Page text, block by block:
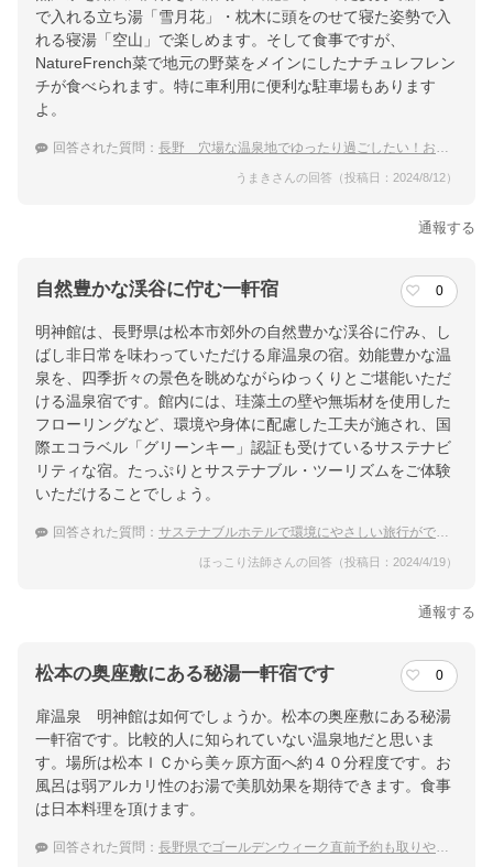
で入れる立ち湯「雪月花」・枕木に頭をのせて寝た姿勢で入
れる寝湯「空山」で楽しめます。そして食事ですが、
NatureFrench菜で地元の野菜をメインにしたナチュレフレン
チが食べられます。特に車利用に便利な駐車場もあります
よ。
回答された質問： 長野 穴場な温泉地でゆったり過ごしたい！おすすめの温泉宿は？
うまきさんの回答（投稿日：2024/8/12）
通報する
自然豊かな渓谷に佇む一軒宿 0
明神館は、長野県は松本市郊外の自然豊かな渓谷に佇み、し
ばし非日常を味わっていただける扉温泉の宿。効能豊かな温
泉を、四季折々の景色を眺めながらゆっくりとご堪能いただ
ける温泉宿です。館内には、珪藻土の壁や無垢材を使用した
フローリングなど、環境や身体に配慮した工夫が施され、国
際エコラベル「グリーンキー」認証も受けているサステナビ
リティな宿。たっぷりとサステナブル・ツーリズムをご体験
いただけることでしょう。
回答された質問： サステナブルホテルで環境にやさしい旅行ができる温泉宿
ほっこり法師さんの回答（投稿日：2024/4/19）
通報する
松本の奥座敷にある秘湯一軒宿です 0
扉温泉 明神館は如何でしょうか。松本の奥座敷にある秘湯
一軒宿です。比較的人に知られていない温泉地だと思いま
す。場所は松本ＩＣから美ヶ原方面へ約４０分程度です。お
風呂は弱アルカリ性のお湯で美肌効果を期待できます。食事
は日本料理を頂けます。
回答された質問： 長野県でゴールデンウィーク直前予約も取りやすい穴場な温泉宿